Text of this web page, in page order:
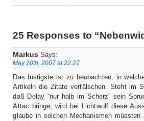
25 Responses to
Markus Says:
May 10th, 2007 at 22:27
Das lustigste ist zu beobachten, in
Artikeln die Zitate verfälschen. Steht im
daß Delay “nur halb im Scherz” sein
Attac bringe, wird bei Lichtwolf diese
glaube in solchen Mechanismen